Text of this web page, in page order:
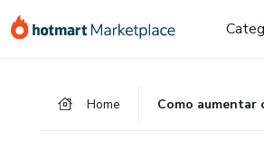
para
para
para
Home